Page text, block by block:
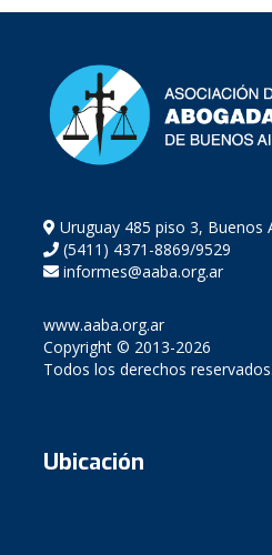
Uruguay 485 piso 3, Buenos
(5411) 4371-8869/9529
informes@aaba.org.ar
www.aaba.org.ar
Copyright © 2013-2026
Todos los derechos reservados.
Ubicación